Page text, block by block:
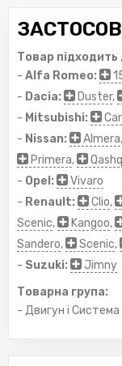
Товар
- Alfa Romeo:
- Dacia: Duster,
- Mitsubishi:
- Nissan: Almera,
Primera,
- Opel:
Vivaro
- Renault: Clio,
Scenic, Kangoo,
Sandero, Scenic,
- Suzuki:
Jimny
Товарна група:
- Двигун і